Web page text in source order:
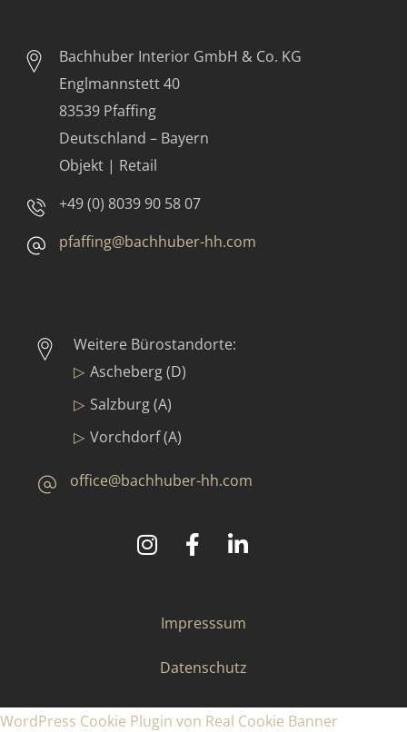
Bachhuber Interior GmbH & Co. KG
Englmannstett 40
83539 Pfaffing
Deutschland – Bayern
Objekt | Retail
+49 (0) 8039 90 58 07
pfaffing@bachhuber-hh.com
Weitere Bürostandorte:
Ascheberg (D)
Salzburg (A)
Vorchdorf (A)
office@bachhuber-hh.com
Bachhuber Contract GmbH & Co. KG
Impresssum
Datenschutz
WordPress Cookie Plugin von Real Cookie Banner